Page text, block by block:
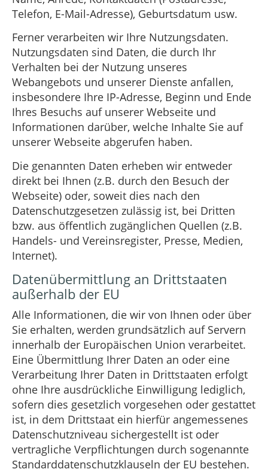
Telefon, E-Mail-Adresse), Geburtsdatum usw.
Ferner verarbeiten wir Ihre Nutzungsdaten.
Nutzungsdaten sind Daten, die durch Ihr
Verhalten bei der Nutzung unseres
Webangebots und unserer Dienste anfallen,
insbesondere Ihre IP-Adresse, Beginn und Ende
Ihres Besuchs auf unserer Webseite und
Informationen darüber, welche Inhalte Sie auf
unserer Webseite abgerufen haben.
Die genannten Daten erheben wir entweder
direkt bei Ihnen (z.B. durch den Besuch der
Webseite) oder, soweit dies nach den
Datenschutzgesetzen zulässig ist, bei Dritten
bzw. aus öffentlich zugänglichen Quellen (z.B.
Handels- und Vereinsregister, Presse, Medien,
Internet).
Datenübermittlung an Drittstaaten
außerhalb der EU
Alle Informationen, die wir von Ihnen oder über
Sie erhalten, werden grundsätzlich auf Servern
innerhalb der Europäischen Union verarbeitet.
Eine Übermittlung Ihrer Daten an oder eine
Verarbeitung Ihrer Daten in Drittstaaten erfolgt
ohne Ihre ausdrückliche Einwilligung lediglich,
sofern dies gesetzlich vorgesehen oder gestattet
ist, in dem Drittstaat ein hierfür angemessenes
Datenschutzniveau sichergestellt ist oder
vertragliche Verpflichtungen durch sogenannte
Standarddatenschutzklauseln der EU bestehen.